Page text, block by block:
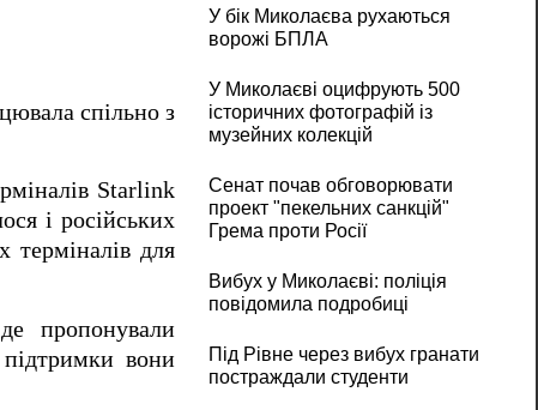
спільно з
Starlink
і російських
терміналів для
пропонували
підтримки вони
У бік Миколаєва рухаються
ворожі БПЛА
У Миколаєві оцифрують 500
історичних фотографій із
музейних колекцій
Сенат почав обговорювати
проект "пекельних санкцій"
Грема проти Росії
Вибух у Миколаєві: поліція
повідомила подробиці
Під Рівне через вибух гранати
постраждали студенти